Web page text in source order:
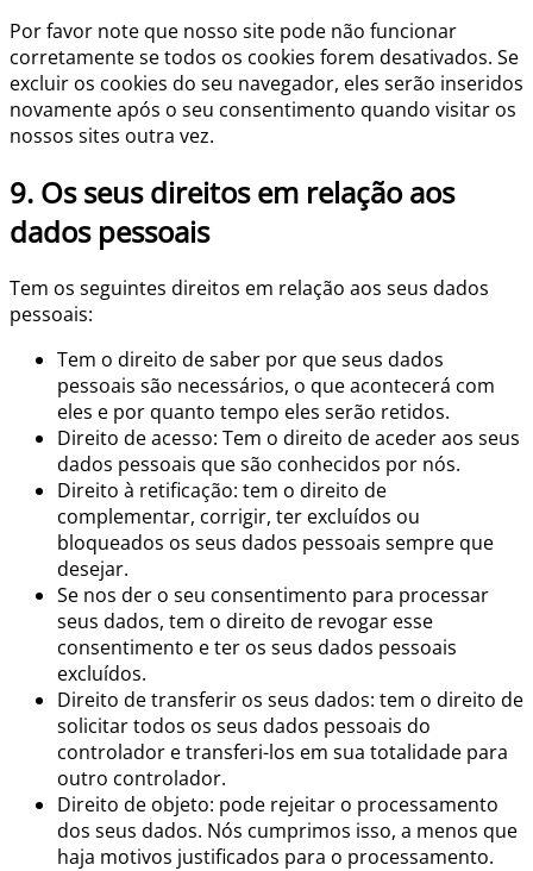
Por favor note que nosso site pode não funcionar
corretamente se todos os cookies forem desativados. Se
excluir os cookies do seu navegador, eles serão inseridos
novamente após o seu consentimento quando visitar os
nossos sites outra vez.
9. Os seus direitos em relação aos
dados pessoais
Tem os seguintes direitos em relação aos seus dados
pessoais:
Tem o direito de saber por que seus dados
pessoais são necessários, o que acontecerá com
eles e por quanto tempo eles serão retidos.
Direito de acesso: Tem o direito de aceder aos seus
dados pessoais que são conhecidos por nós.
Direito à retificação: tem o direito de
complementar, corrigir, ter excluídos ou
bloqueados os seus dados pessoais sempre que
desejar.
Se nos der o seu consentimento para processar
seus dados, tem o direito de revogar esse
consentimento e ter os seus dados pessoais
excluídos.
Direito de transferir os seus dados: tem o direito de
solicitar todos os seus dados pessoais do
controlador e transferi-los em sua totalidade para
outro controlador.
Direito de objeto: pode rejeitar o processamento
dos seus dados. Nós cumprimos isso, a menos que
haja motivos justificados para o processamento.